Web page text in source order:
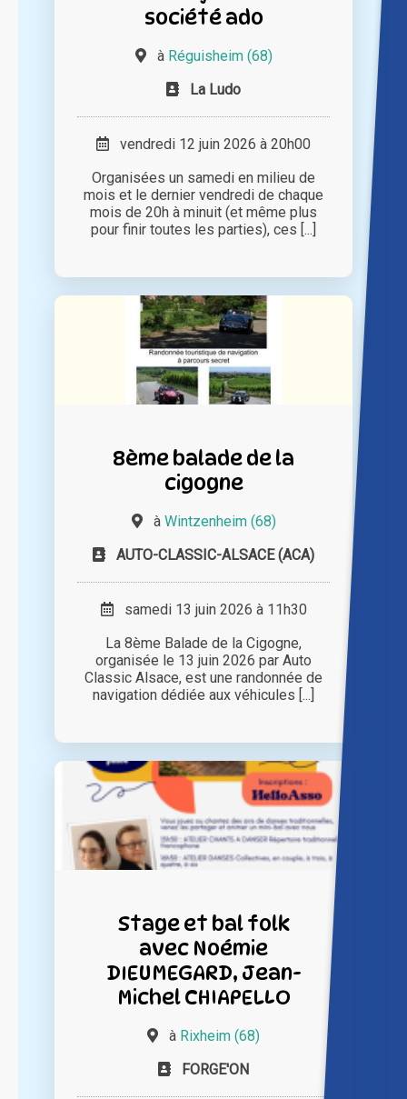
société ado
à Réguisheim (68)
La Ludo
vendredi 12 juin 2026 à 20h00
Organisées un samedi en milieu de
mois et le dernier vendredi de chaque
mois de 20h à minuit (et même plus
pour finir toutes les parties), ces [...]
8ème balade de la
cigogne
à Wintzenheim (68)
AUTO-CLASSIC-ALSACE (ACA)
samedi 13 juin 2026 à 11h30
La 8ème Balade de la Cigogne,
organisée le 13 juin 2026 par Auto
Classic Alsace, est une randonnée de
navigation dédiée aux véhicules [...]
Stage et bal folk
avec Noémie
DIEUMEGARD, Jean-
Michel CHIAPELLO
à Rixheim (68)
FORGE'ON